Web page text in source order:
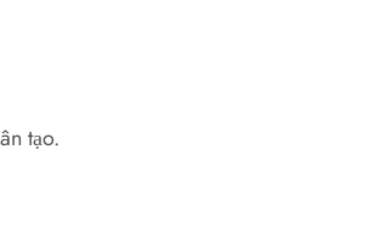
tạo.